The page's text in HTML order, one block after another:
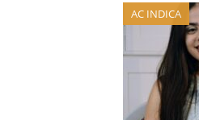
AC INDICA